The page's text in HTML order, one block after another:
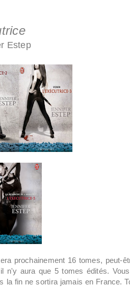
Estep
prochainement 16 tomes, peut-
n'y aura que 5 tomes édités.
la fin ne sortira jamais en France.